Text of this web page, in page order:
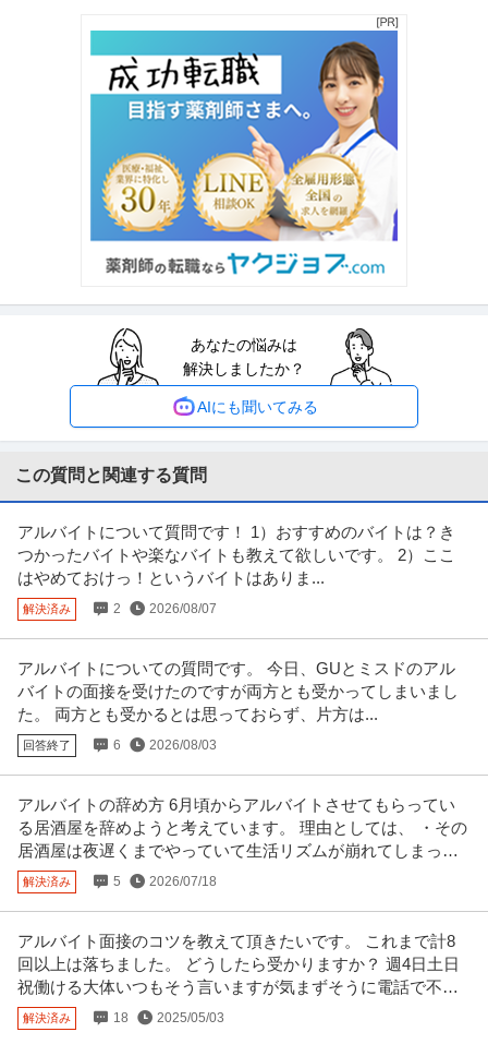
【年収1000万円も可能×土日祝休み】外国人人材紹介の法人営業｜マネジメ
ント業務 【高収入！稼ぐな…続きを見る
提供：上野グループホールディングス株式会社
法務・コンプライアンス ／ 「測量士・測量士補・測量助手」最新
ドローン・3Dレーザースキャナーを駆使する先進的測量技術者／
創業90年の強固なグループ基盤／京都・丸太町駅徒歩1分／完全週
休2日（土日祝）
ひかり司法書士法人
土日休み 高収入 完全週休2日制
年収800万円〜1,000万円
【職種】管理＞法務・コンプライアンス 【業種】士業＞その他 ※会員属性な
どに応じ、当該求人をビズリ…続きを見る
羽田空港／施設保全サポート年休126日／土日祝休／残業10H以下
／内勤9割／安定性が強みの建コン
株式会社スタッド
昇給あり
年収400万円〜620万円
残業10H以下／内勤9割／ …続きを見る
中野／現場品質検査（アパート）シニア活躍中／残業10h程度／
土日祝／”ホワイト企業”認定企業
株式会社レオパレス21
新着 正社員 交通費支給 昇給あり 在宅ワーク
年収579万円〜1,002万円
株式会社レオパレス21 【中野】現場品質検査（アパート）◆シニア活躍中｜
…続きを見る
提供：doda
総務 ／ 総務人事 土日祝休み／残業ほぼなし
株式会社ダイケンホールディングス
【職種】管理＞総務 【業種】不動産＞不動産管理 ※会員属性などに応じ、当
該求人をビズリーチ上で閲覧…続きを見る
提供：ビズリーチ
／平均年齢30代／残業月10時間
正社員 交通費支給 昇給あり 在宅ワーク
年収300万円〜500万円
【職種】管理＞経理（財務会計） 【業種】IT・インターネット＞ソフトウエ
ア ※会員属性などに応じ、…続きを見る
あなたの悩みは
解決しましたか？
AIにも聞いてみる
この質問と関連する質問
アルバイトについて質問です！ 1）おすすめのバイトは？き
つかったバイトや楽なバイトも教えて欲しいです。 2）ここ
はやめておけっ！というバイトはありま...
解決済み 2 2026/08/07
アルバイトについての質問です。 今日、GUとミスドのアル
バイトの面接を受けたのですが両方とも受かってしまいまし
た。 両方とも受かるとは思っておらず、片方は...
回答終了 6 2026/08/03
アルバイトの辞め方 6月頃からアルバイトさせてもらってい
る居酒屋を辞めようと考えています。 理由としては、 ・その
居酒屋は夜遅くまでやっていて生活リズムが崩れてしまって
いる
解決済み 5 2026/07/18
アルバイト面接のコツを教えて頂きたいです。 これまで計8
回以上は落ちました。 どうしたら受かりますか？ 週4日土日
祝働ける大体いつもそう言いますが気まずそうに電話で不採
用を告られます。
解決済み 18 2025/05/03